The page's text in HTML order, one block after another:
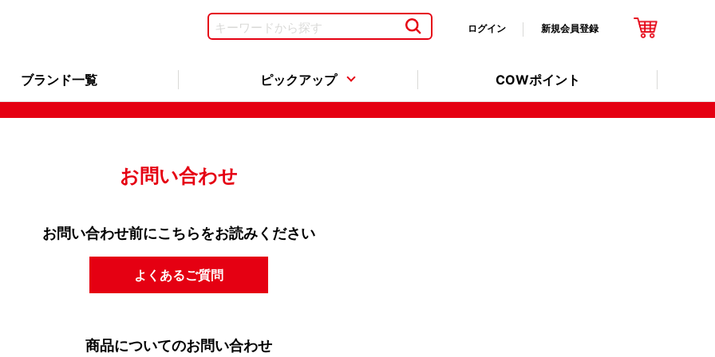
ログイン 新規会員登録
ブランド一覧 ピックアップ COWポイント
お問い合わせ
お問い合わせ前にこちらをお読みください
よくあるご質問
商品についてのお問い合わせ